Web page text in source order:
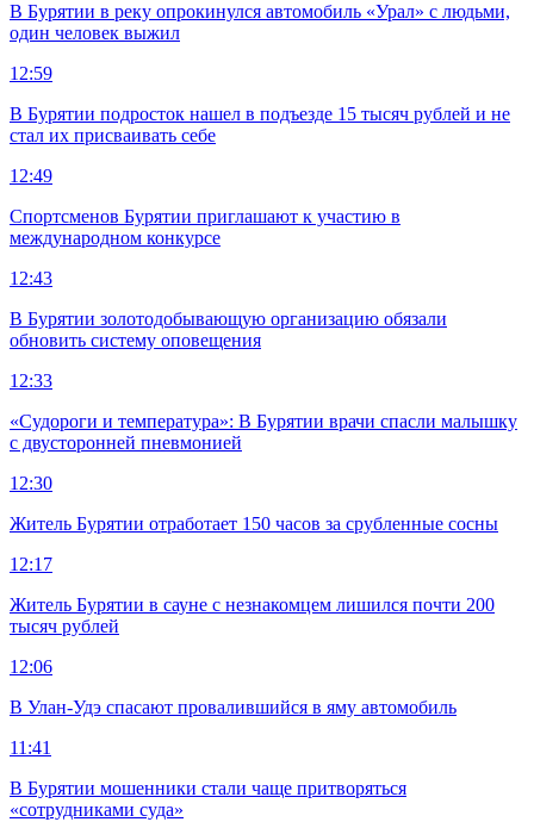
В Бурятии в реку опрокинулся автомобиль «Урал» с людьми,
один человек выжил
12:59
В Бурятии подросток нашел в подъезде 15 тысяч рублей и не
стал их присваивать себе
12:49
Спортсменов Бурятии приглашают к участию в
международном конкурсе
12:43
В Бурятии золотодобывающую организацию обязали
обновить систему оповещения
12:33
«Судороги и температура»: В Бурятии врачи спасли малышку
с двусторонней пневмонией
12:30
Житель Бурятии отработает 150 часов за срубленные сосны
12:17
Житель Бурятии в сауне с незнакомцем лишился почти 200
тысяч рублей
12:06
В Улан-Удэ спасают провалившийся в яму автомобиль
11:41
В Бурятии мошенники стали чаще притворяться
«сотрудниками суда»